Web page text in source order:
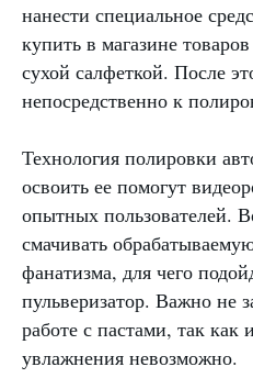
нанести специальное
купить в магазине
сухой салфеткой. После
непосредственно к
Технология полировки
освоить ее помогут
опытных пользователей.
смачивать
фанатизма, для чего
пульверизатор. Важно не
работе с пастами, так как
увлажнения невозможно.